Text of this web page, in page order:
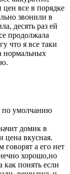
цен все в порядке
звонили в
десять раз ей
продолжала
что я все таки
нормальных
по умолчанию
домик в
цена вкусная.
говорят а его нет
хорошо,но
понять если